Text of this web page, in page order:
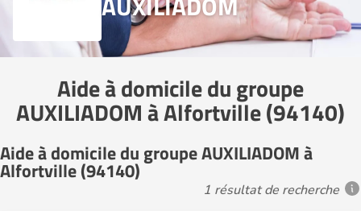
Aide à domicile du groupe
AUXILIADOM à Alfortville (94140)
Aide à domicile du groupe AUXILIADOM à
Alfortville (94140)
1 résultat de recherche